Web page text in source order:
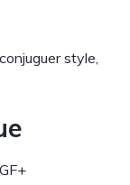
style,